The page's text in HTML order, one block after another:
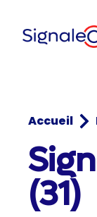
Accueil
(31)